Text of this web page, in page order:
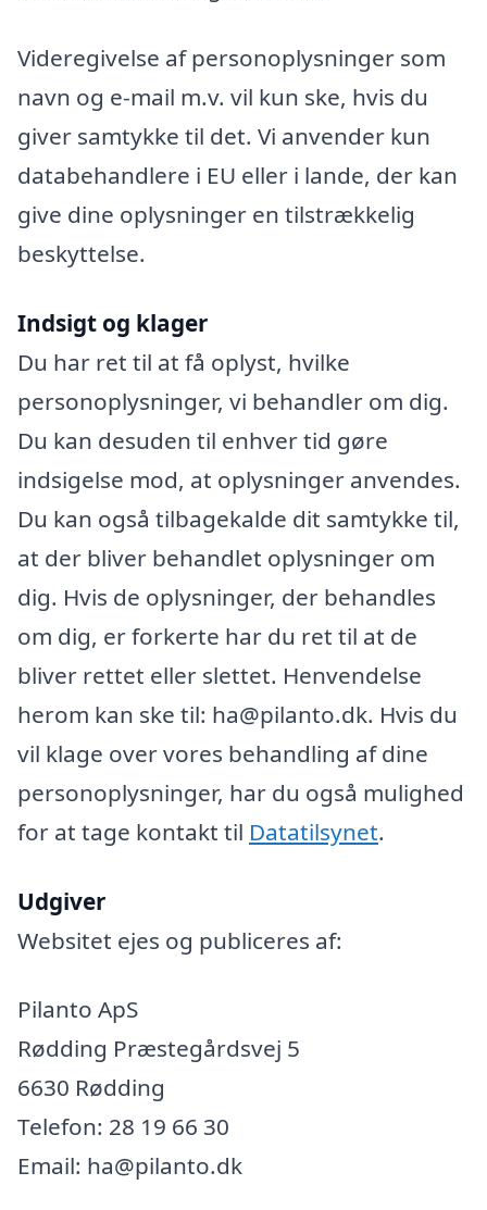
Videregivelse af personoplysninger som
navn og e-mail m.v. vil kun ske, hvis du
giver samtykke til det. Vi anvender kun
databehandlere i EU eller i lande, der kan
give dine oplysninger en tilstrækkelig
beskyttelse.
Indsigt og klager
Du har ret til at få oplyst, hvilke
personoplysninger, vi behandler om dig.
Du kan desuden til enhver tid gøre
indsigelse mod, at oplysninger anvendes.
Du kan også tilbagekalde dit samtykke til,
at der bliver behandlet oplysninger om
dig. Hvis de oplysninger, der behandles
om dig, er forkerte har du ret til at de
bliver rettet eller slettet. Henvendelse
herom kan ske til: ha@pilanto.dk. Hvis du
vil klage over vores behandling af dine
personoplysninger, har du også mulighed
for at tage kontakt til Datatilsynet.
Udgiver
Websitet ejes og publiceres af:
Pilanto ApS
Rødding Præstegårdsvej 5
6630 Rødding
Telefon: 28 19 66 30
Email: ha@pilanto.dk